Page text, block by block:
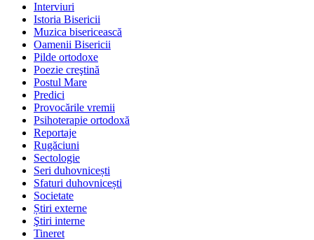
Interviuri
Istoria Bisericii
Muzica bisericească
Oamenii Bisericii
Pilde ortodoxe
Poezie creştină
Postul Mare
Predici
Provocările vremii
Psihoterapie ortodoxă
Reportaje
Rugăciuni
Sectologie
Seri duhovnicești
Sfaturi duhovnicești
Societate
Știri externe
Ştiri interne
Tineret